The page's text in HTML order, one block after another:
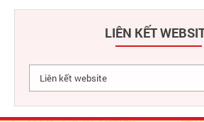
75 năm thực hiện Sáu điều Bác Hồ
quên thân, vì dân phục vụ"
27/2 – 04/3/2023
Phát huy thành tựu 50 năm phát
tin trong Công an nhân dân
LIÊN KẾT